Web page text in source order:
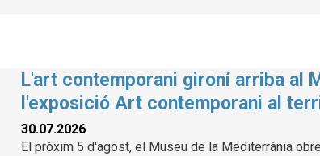
L'art contemporani gironí arriba al
l'exposició Art contemporani al
30.07.2026
El pròxim 5 d'agost, el Museu de la Mediterrània